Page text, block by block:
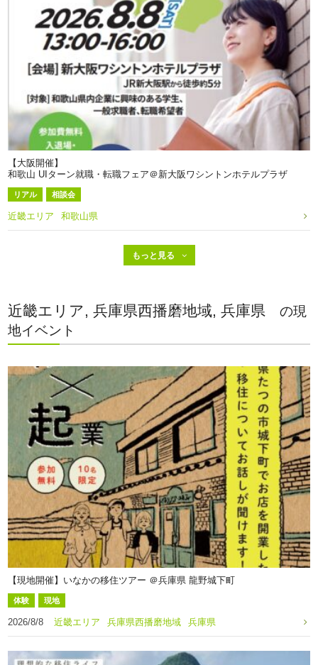
【大阪開催】
和歌山 UIターン就職・転職フェア＠新大阪ワシントンホテルプラザ
リアル 相談会
近畿エリア 和歌山県
近畿エリア, 兵庫県西播磨地域, 兵庫県
の現
地イベント
【現地開催】いなかの移住ツアー ＠兵庫県 龍野城下町
体験 現地
2026/8/8 近畿エリア 兵庫県西播磨地域 兵庫県